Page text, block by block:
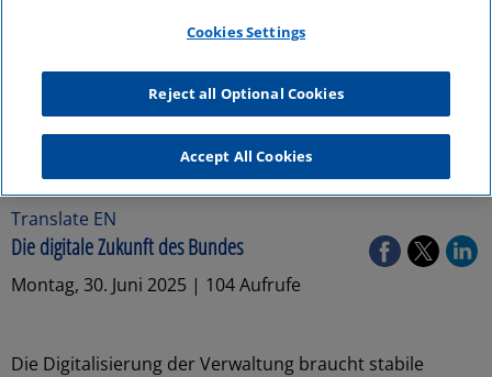
Translate EN
Die digitale Zukunft des Bundes
Montag, 30. Juni 2025 | 104 Aufrufe
Die Digitalisierung der Verwaltung braucht stabile
Cookies Settings
Reject all Optional Cookies
Accept All Cookies